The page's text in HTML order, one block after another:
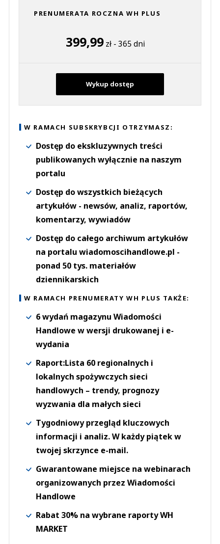
PRENUMERATA ROCZNA WH PLUS
399,99zł - 365 dni
Wykup dostęp
W RAMACH SUBSKRYBCJI OTRZYMASZ:
Dostęp do ekskluzywnych treści
publikowanych wyłącznie na naszym
portalu
Dostęp do wszystkich bieżących
artykułów - newsów, analiz, raportów,
komentarzy, wywiadów
Dostęp do całego archiwum artykułów
na portalu wiadomoscihandlowe.pl -
ponad 50 tys. materiałów
dziennikarskich
W RAMACH PRENUMERATY WH PLUS TAKŻE:
6 wydań magazynu Wiadomości
Handlowe w wersji drukowanej i e-
wydania
Raport:Lista 60 regionalnych i
lokalnych spożywczych sieci
handlowych – trendy, prognozy
wyzwania dla małych sieci
Tygodniowy przegląd kluczowych
informacji i analiz. W każdy piątek w
twojej skrzynce e-mail.
Gwarantowane miejsce na webinarach
organizowanych przez Wiadomości
Handlowe
Rabat 30% na wybrane raporty WH
MARKET